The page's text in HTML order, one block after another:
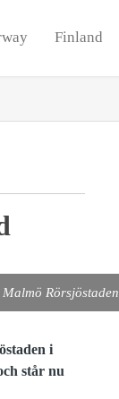
Finland
Malmö Rörsjöstaden
i
står nu